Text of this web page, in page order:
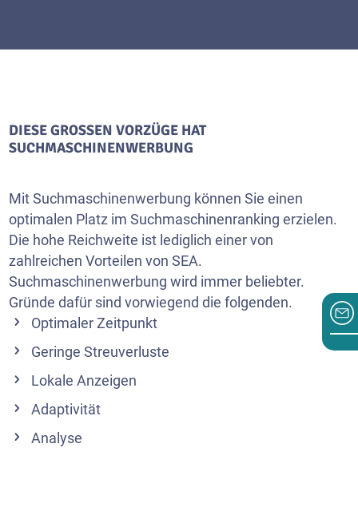
DIESE GROSSEN VORZÜGE HAT S
UCHMASCHINENWERBUNG
Mit Suchmaschinenwerbung können Sie einen
optimalen Platz im Suchmaschinenranking erzielen.
Die hohe Reichweite ist lediglich einer von
zahlreichen Vorteilen von SEA.
Suchmaschinenwerbung wird immer beliebter.
Gründe dafür sind vorwiegend die folgenden.
Optimaler Zeitpunkt
Geringe Streuverluste
Lokale Anzeigen
Adaptivität
Analyse